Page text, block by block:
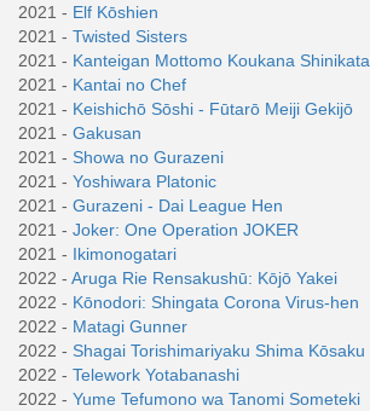
2021 - Elf Kōshien
2021 - Twisted Sisters
2021 - Kanteigan Mottomo Koukana Shinikata
2021 - Kantai no Chef
2021 - Keishichō Sōshi - Fūtarō Meiji Gekijō
2021 - Gakusan
2021 - Showa no Gurazeni
2021 - Yoshiwara Platonic
2021 - Gurazeni - Dai League Hen
2021 - Joker: One Operation JOKER
2021 - Ikimonogatari
2022 - Aruga Rie Rensakushū: Kōjō Yakei
2022 - Kōnodori: Shingata Corona Virus-hen
2022 - Matagi Gunner
2022 - Shagai Torishimariyaku Shima Kōsaku
2022 - Telework Yotabanashi
2022 - Yume Tefumono wa Tanomi Someteki